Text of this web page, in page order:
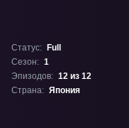
Статус:
Full
Сезон: 1
Эпизодов: 12 из 12
Страна: Япония